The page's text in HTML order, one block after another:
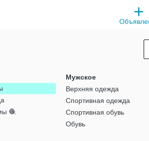
🧶
Мужское
Верхняя одежда
Спортивная одежда
Спортивная обувь
Обувь